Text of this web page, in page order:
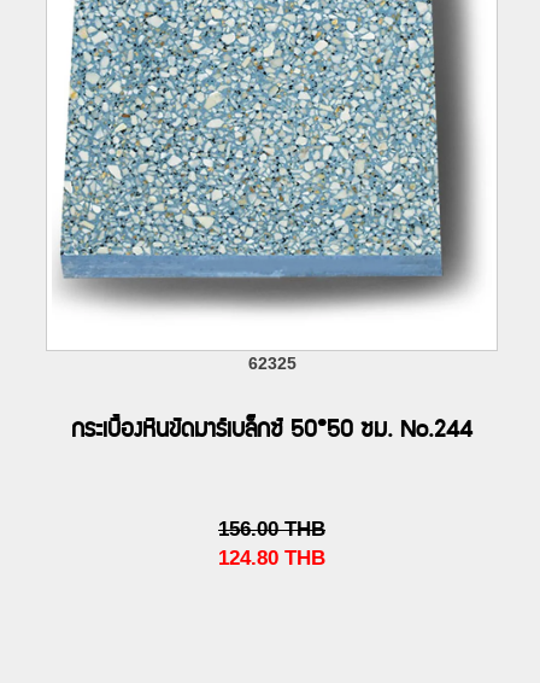
62325
กระเบื้องหินขัดมาร์เบล็กซ์ 50*50 ซม. No.244
156.00 THB
124.80 THB